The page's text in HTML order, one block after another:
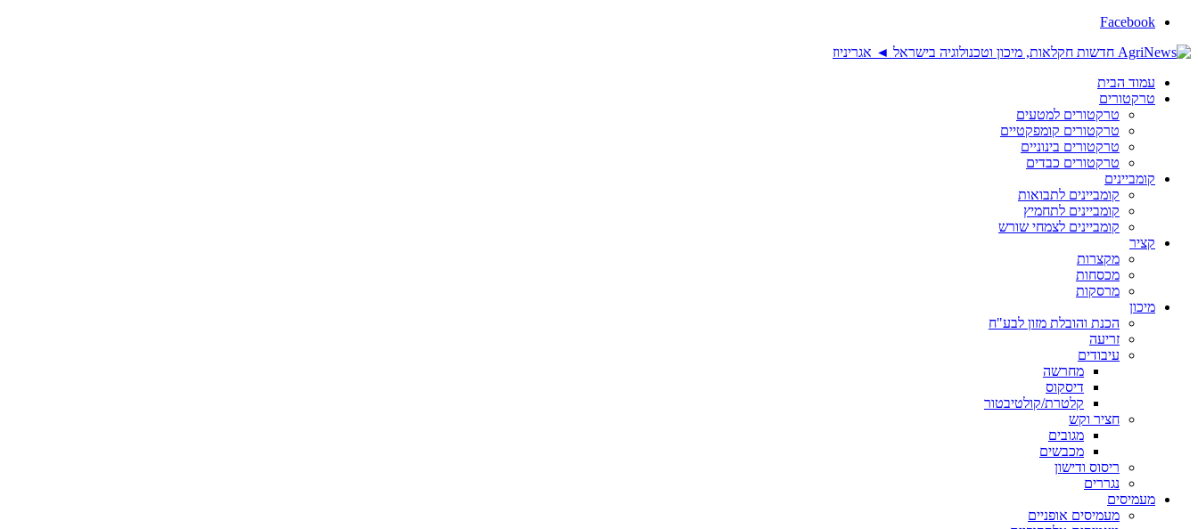
Facebook
עמוד הבית
טרקטורים
טרקטורים למטעים
טרקטורים קומפקטיים
טרקטורים בינוניים
טרקטורים כבדים
קומביינים
קומביינים לתבואות
קומביינים לתחמיץ
קומביינים לצמחי שורש
קציר
מקצרות
מכסחות
מרסקות
מיכון
הכנת והובלת מזון לבע"ח
זריעה
עיבודים
מחרשה
דיסקוס
קלטרת/קולטיבטור
חציר וקש
מגובים
מכבשים
ריסוס ודישון
נגררים
מעמיסים
מעמיסים אופניים